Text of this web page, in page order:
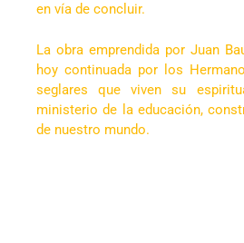
en vía de concluir.
La obra emprendida por Juan
hoy continuada por los
seglares que viven su
ministerio de la educación,
de nuestro mundo.